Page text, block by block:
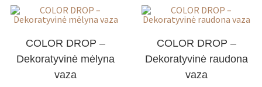
COLOR DROP –
Dekoratyvinė mėlyna
vaza
COLOR DROP –
Dekoratyvinė raudona
vaza